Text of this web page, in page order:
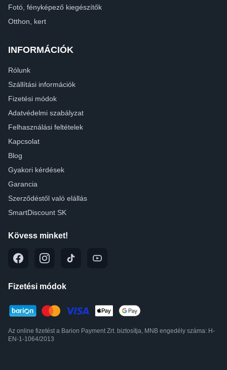
Fotó, fényképező kiegészítők
Otthon, kert
INFORMÁCIÓK
Rólunk
Szállítási információk
Fizetési módok
Adatvédelmi szabályzat
Felhasználási feltételek
Kapcsolat
Blog
Gyakori kérdések
Garancia
Szerződéstől való elállás
SmartDiscount SK
Kövess minket!
Fizetési módok
Az online fizetést a Barion Payment Zrt. biztosítja, MNB engedély száma: H-
EN-1-1064/2013